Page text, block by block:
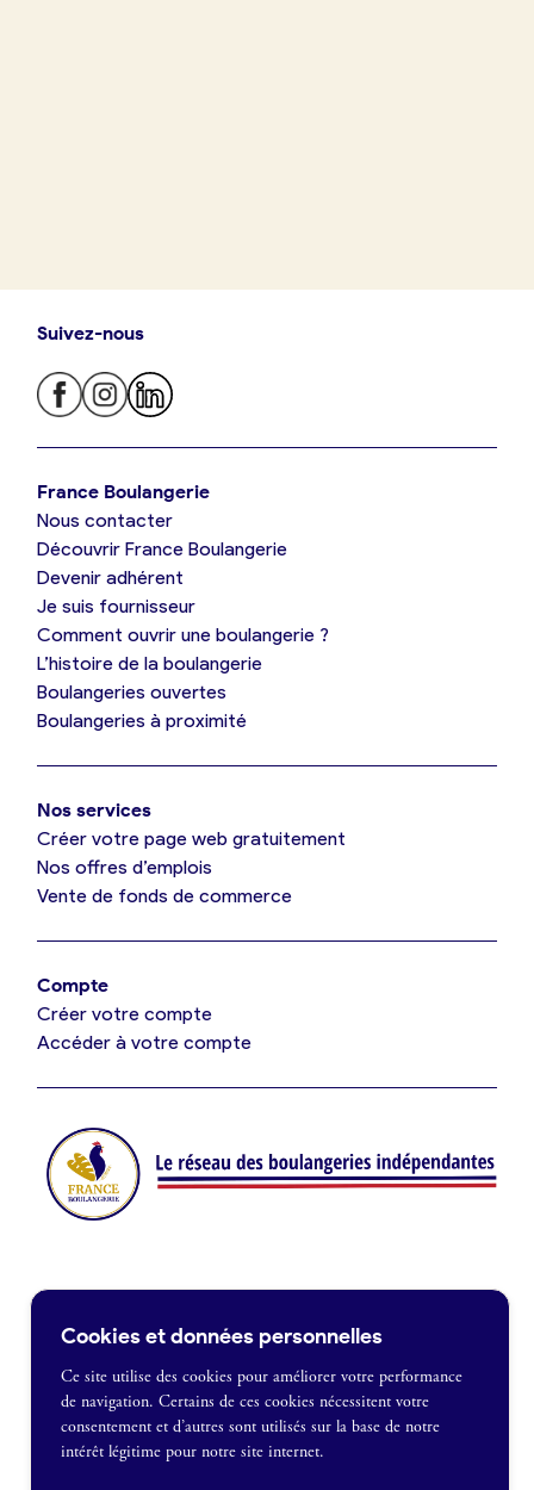
Je trouve ma boulangerie
Je suis boulanger
Je découvre France Boulangerie
Mes tarifs
Je référence ma boulangerie (gratuit)
Offres d’emploi
Je suis fournisseur
Je crée mon compte
France Boulangerie
1 rue Alexandre Fleming
Suivez-nous
France Boulangerie
Nous contacter
Découvrir France Boulangerie
Devenir adhérent
Je suis fournisseur
Comment ouvrir une boulangerie ?
L’histoire de la boulangerie
Boulangeries ouvertes
Boulangeries à proximité
Nos services
Créer votre page web gratuitement
Nos offres d’emplois
Vente de fonds de commerce
Compte
Créer votre compte
Accéder à votre compte
Je souhaite être recontacté
Cookies et données personnelles
Ce site utilise des cookies pour améliorer votre performance
de navigation. Certains de ces cookies nécessitent votre
consentement et d’autres sont utilisés sur la base de notre
intérêt légitime pour notre site internet.